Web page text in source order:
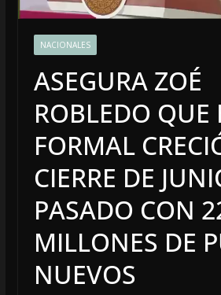
NACIONALES
ASEGURA ZOÉ
ROBLEDO QUE
FORMAL
CIERRE DE
PASADO CON
MILLONES DE
NUEVOS